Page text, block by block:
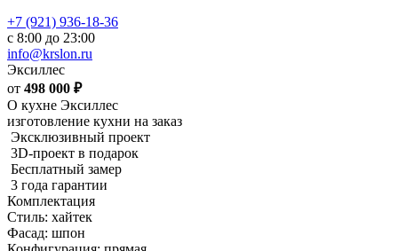
+7 (921) 936-18-36
с 8:00 до 23:00
info@krslon.ru
Эксиллес
от 498 000 ₽
О кухне Эксиллес
изготовление кухни на заказ
Эксклюзивный проект
3D-проект в подарок
Бесплатный замер
3 года гарантии
Комплектация
Стиль: хайтек
Фасад: шпон